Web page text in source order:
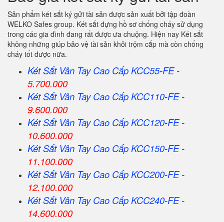
Sản phẩm két sắt ký gửi tài sản được sản xuất bởi tập đoàn
WELKO Safes group. Két sắt đựng hồ sơ chống cháy sử dụng
trong các gia đình đang rất được ưa chuộng. Hiện nay Két sắt
không những giúp bảo vệ tài sản khỏi trộm cắp mà còn chống
cháy tốt được nữa.
Két Sắt Vân Tay Cao Cấp KCC55-FE-
5.700.000
Két Sắt Vân Tay Cao Cấp KCC110-FE-
9.600.000
Két Sắt Vân Tay Cao Cấp KCC120-FE-
10.600.000
Két Sắt Vân Tay Cao Cấp KCC150-FE-
11.100.000
Két Sắt Vân Tay Cao Cấp KCC200-FE-
12.100.000
Két Sắt Vân Tay Cao Cấp KCC240-FE-
14.600.000